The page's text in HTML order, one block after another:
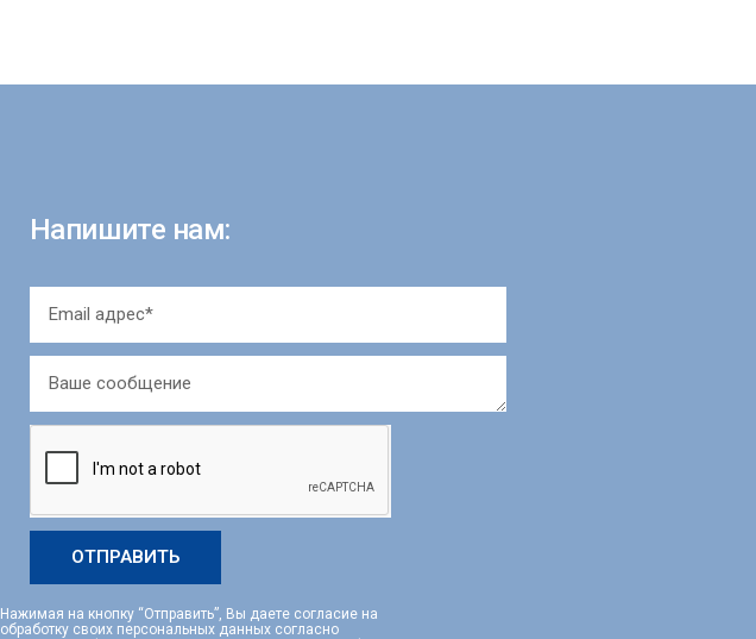
Напишите нам:
ОТПРАВИТЬ
Нажимая на кнопку “Отправить”, Вы даете согласие на
обработку своих персональных данных согласно